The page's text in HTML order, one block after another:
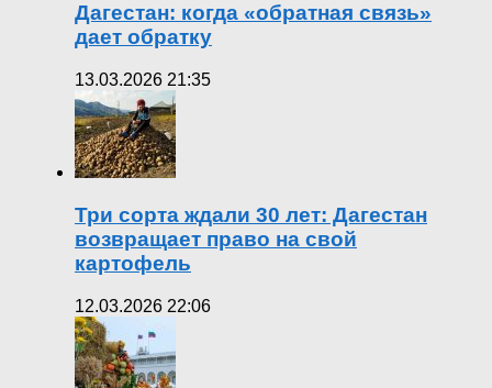
Дагестан: когда «обратная связь»
дает обратку
13.03.2026 21:35
Три сорта ждали 30 лет: Дагестан
возвращает право на свой
картофель
12.03.2026 22:06